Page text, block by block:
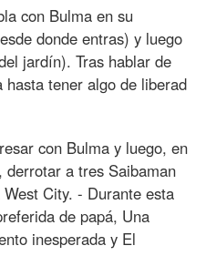
con Bulma en su
donde entras) y luego
jardín). Tras hablar de
hasta tener algo de liberad
con Bulma y luego, en
derrotar a tres Saibaman
City. - Durante esta
de papá, Una
inesperada y El